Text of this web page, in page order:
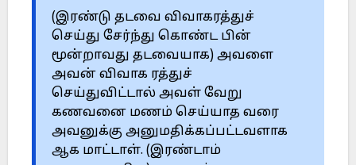
(இரண்டு தடவை விவாகரத்துச்
செய்து சேர்ந்து கொண்ட பின்
மூன்றாவது தடவையாக) அவளை
அவன் விவாக ரத்துச்
செய்துவிட்டால் அவள் வேறு
கணவனை மணம் செய்யாத வரை
அவனுக்கு அனுமதிக்கப்பட்டவளாக
ஆக மாட்டாள். (இரண்டாம்